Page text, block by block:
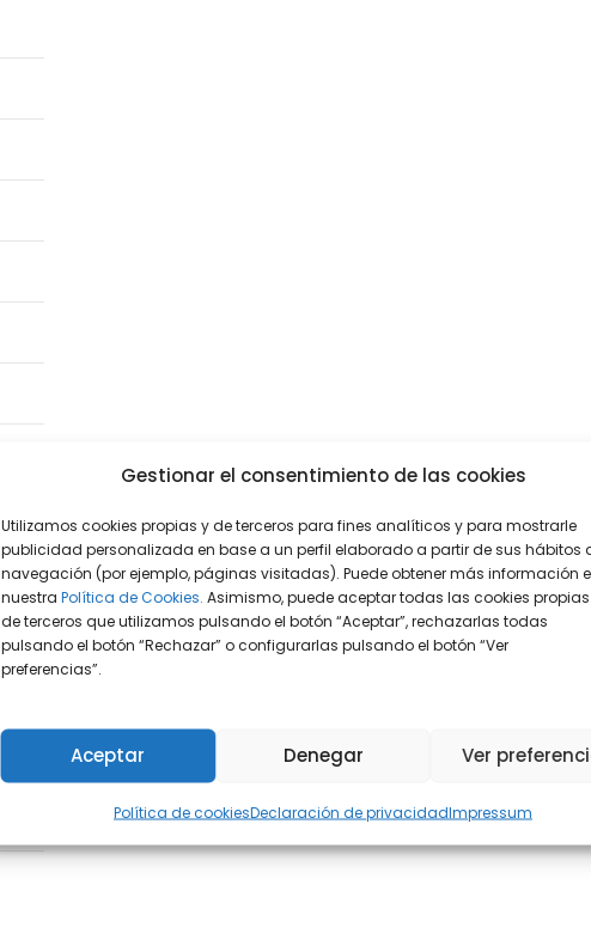
Gestionar el consentimiento de las cookies
Utilizamos cookies propias y de terceros para fines analíticos y para mostrarle
publicidad personalizada en base a un perfil elaborado a partir de sus hábitos
navegación (por ejemplo, páginas visitadas). Puede obtener más información
nuestra Política de Cookies. Asimismo, puede aceptar todas las cookies
de terceros que utilizamos pulsando el botón “Aceptar”, rechazarlas todas
pulsando el botón “Rechazar” o configurarlas pulsando el botón “Ver
preferencias”.
Aceptar Denegar Ver
Política de cookiesDeclaración de privacidadImpressum